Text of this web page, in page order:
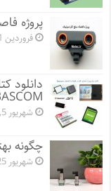
پروژه
فروردین 21, 1394
شهریور 5, 1394
چگونه
شهریور 25, 1399